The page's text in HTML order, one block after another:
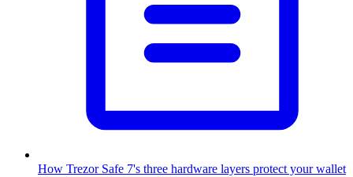
How Trezor Safe 7's three hardware layers protect your wallet